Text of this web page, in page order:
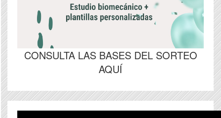
CONSULTA LAS BASES DEL SORTEO
AQUÍ